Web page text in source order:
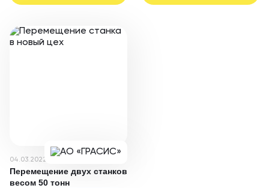
04.03.2022
Перемещение двух станков
весом 50 тонн